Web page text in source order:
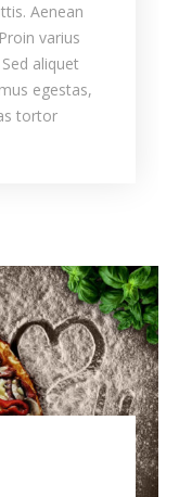
Aenean
varius
aliquet
egestas,
tortor